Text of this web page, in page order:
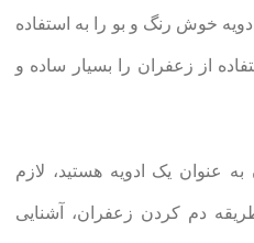
خوش رنگ و بو را به استفاده
از زعفران را بسیار ساده و
عنوان یک ادویه هستید، لازم
دم کردن زعفران، آشنایی